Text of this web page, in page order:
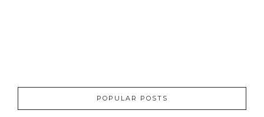
POPULAR POSTS